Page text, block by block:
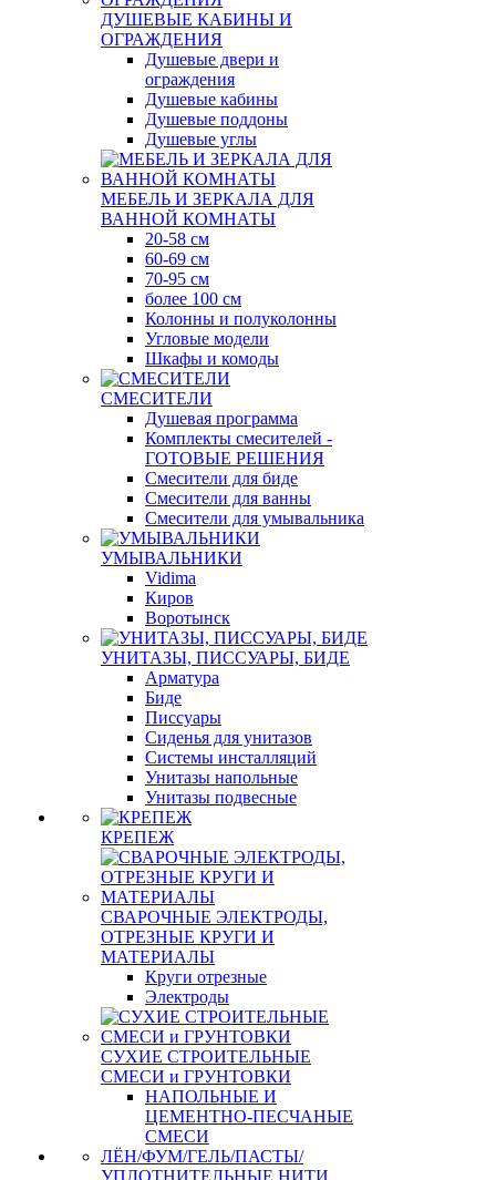
ДУШЕВЫЕ КАБИНЫ И
ОГРАЖДЕНИЯ
Душевые двери и
ограждения
Душевые кабины
Душевые поддоны
Душевые углы
МЕБЕЛЬ И ЗЕРКАЛА ДЛЯ
ВАННОЙ КОМНАТЫ
20-58 см
60-69 см
70-95 см
более 100 см
Колонны и полуколонны
Угловые модели
Шкафы и комоды
СМЕСИТЕЛИ
Душевая программа
Комплекты смесителей -
ГОТОВЫЕ РЕШЕНИЯ
Смесители для биде
Смесители для ванны
Смесители для умывальника
УМЫВАЛЬНИКИ
Vidima
Киров
Воротынск
УНИТАЗЫ, ПИССУАРЫ, БИДЕ
Арматура
Биде
Писсуары
Сиденья для унитазов
Системы инсталляций
Унитазы напольные
Унитазы подвесные
КРЕПЕЖ
СВАРОЧНЫЕ ЭЛЕКТРОДЫ,
ОТРЕЗНЫЕ КРУГИ И
МАТЕРИАЛЫ
Круги отрезные
Электроды
СУХИЕ СТРОИТЕЛЬНЫЕ
СМЕСИ и ГРУНТОВКИ
НАПОЛЬНЫЕ И
ЦЕМЕНТНО-ПЕСЧАНЫЕ
СМЕСИ
ЛЁН/ФУМ/ГЕЛЬ/ПАСТЫ/
УПЛОТНИТЕЛЬНЫЕ НИТИ